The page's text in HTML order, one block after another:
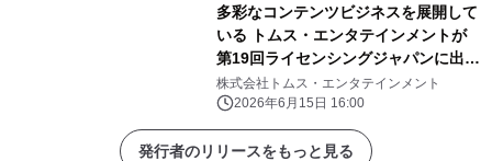
多彩なコンテンツビジネスを展開して
いる トムス・エンタテインメントが
第19回ライセンシングジャパンに出
展！
株式会社トムス・エンタテインメント
2026年6月15日 16:00
発行者のリリースをもっと見る